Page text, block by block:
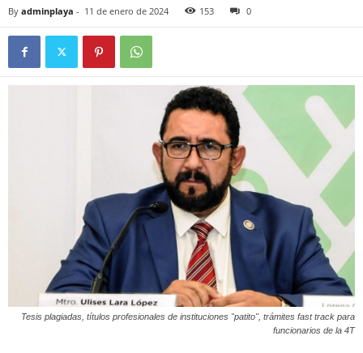
By adminplaya - 11 de enero de 2024 153 0
Tesis plagiadas, títulos profesionales de instituciones "patito", trámites fast track para
funcionarios de la 4T